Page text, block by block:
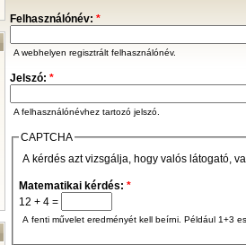
Felhasználónév: *
A webhelyen regisztrált felhasználónév.
Jelszó: *
A felhasználónévhez tartozó jelszó.
CAPTCHA
A kérdés azt vizsgálja, hogy valós látogató,
Matematikai kérdés: *
12 + 4 =
A fenti művelet eredményét kell beírni. Például 1+3